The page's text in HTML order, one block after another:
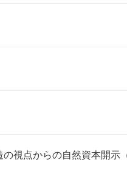
視点からの自然資本開示